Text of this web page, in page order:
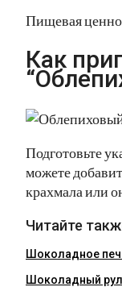
Пищевая
Как
Подготовьте
можете
крахмала или
Читайте
Шоколадное
Шоколадный